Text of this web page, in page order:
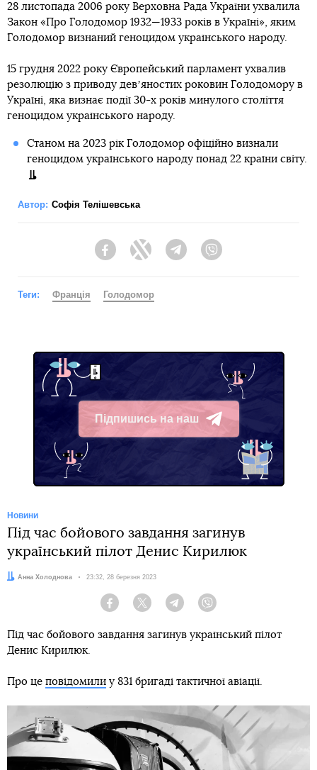
28 листопада 2006 року Верховна Рада України ухвалила
Закон «Про Голодомор 1932—1933 років в Україні», яким
Голодомор визнаний геноцидом українського народу.
15 грудня 2022 року Європейський парламент ухвалив
резолюцію з приводу девʼяностих роковин Голодомору в
Україні, яка визнає події 30-х років минулого століття
геноцидом українського народу.
Станом на 2023 рік Голодомор офіційно визнали
геноцидом українського народу понад 22 країни світу.
Автор: Софія Телішевська
FacebookTwitter Telegram
Теги: Франція Голодомор
Підпишись на наш
Telegram
Новини
Під час бойового завдання загинув
український пілот Денис Кирилюк
Автор:
Анна Холоднова Дата:
23:32, 28 березня 2023
Facebook Twitter Telegram
Під час бойового завдання загинув український пілот
Денис Кирилюк.
Про це повідомили у 831 бригаді тактичної авіації.